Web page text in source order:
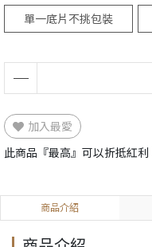
單一底片不挑包裝
加入最愛
此商品『最高』可以折抵紅利
商品介紹